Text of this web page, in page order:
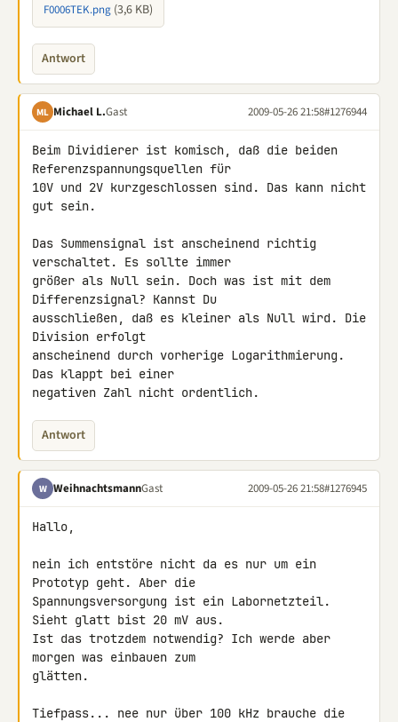
F0006TEK.png (3,6 KB)
Antwort
ML Michael L.Gast 2009-05-26 21:58#1276944
Beim Dividierer ist komisch, daß die beiden
Referenzspannungsquellen für
10V und 2V kurzgeschlossen sind. Das kann nicht
gut sein.
Das Summensignal ist anscheinend richtig
verschaltet. Es sollte immer
größer als Null sein. Doch was ist mit dem
Differenzsignal? Kannst Du
ausschließen, daß es kleiner als Null wird. Die
Division erfolgt
anscheinend durch vorherige Logarithmierung.
Das klappt bei einer
negativen Zahl nicht ordentlich.
Antwort
W WeihnachtsmannGast 2009-05-26 21:58#1276945
Hallo,
nein ich entstöre nicht da es nur um ein
Prototyp geht. Aber die
Spannungsversorgung ist ein Labornetzteil.
Sieht glatt bist 20 mV aus.
Ist das trotzdem notwendig? Ich werde aber
morgen was einbauen zum
glätten.
Tiefpass... nee nur über 100 kHz brauche die